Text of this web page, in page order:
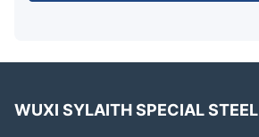
WUXI SYLAITH SPECIAL